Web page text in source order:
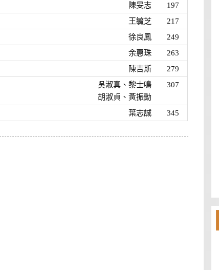
陳旻志
197
王毓芝
217
徐良鳳
249
余惠珠
263
陳吉斯
279
吳淑真、黎士鳴
胡淑貞、黃振勳
307
葉志誠 345